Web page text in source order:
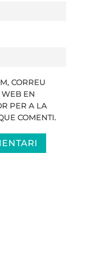
CORREU
WEB EN
PER A LA
COMENTI.